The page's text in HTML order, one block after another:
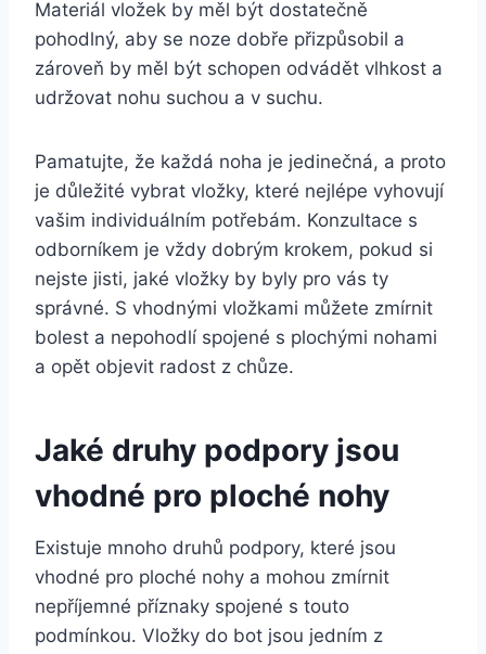
Materiál vložek by měl být dostatečně
pohodlný, aby se noze dobře přizpůsobil a
zároveň by měl být schopen odvádět vlhkost a
udržovat nohu suchou a v suchu.
Pamatujte, že každá noha je jedinečná, a proto
je důležité vybrat vložky, které nejlépe vyhovují
vašim individuálním potřebám. Konzultace s
odborníkem je vždy dobrým krokem, pokud si
nejste jisti, jaké vložky by byly pro vás ty
správné. S vhodnými vložkami můžete zmírnit
bolest a nepohodlí spojené s plochými nohami
a opět objevit radost z chůze.
Jaké druhy podpory jsou
vhodné pro ploché nohy
Existuje mnoho druhů podpory, které jsou
vhodné pro ploché nohy a mohou zmírnit
nepříjemné příznaky spojené s touto
podmínkou. Vložky do bot jsou jedním z